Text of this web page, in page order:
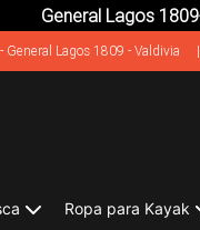
General Lagos
- General Lagos 1809 - Valdivia |
Ropa para Kayak